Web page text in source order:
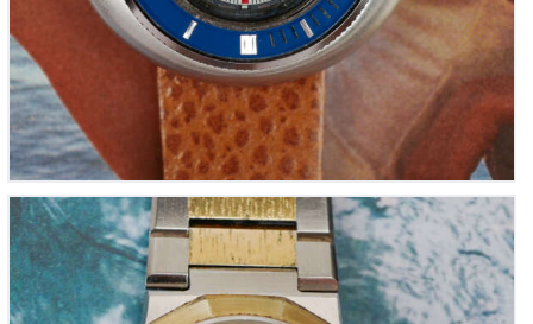
ESKA Bicolore Quartz « Le meilleur des Eighties »
(Vintage 1980)
430 00 €